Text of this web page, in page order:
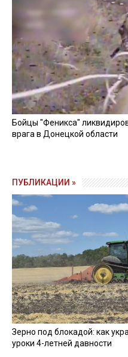
Бойцы "Феникса"
врага в Донецкой области
ПУБЛИКАЦИИ »
Зерно под блокадой: как
уроки 4-летней давности